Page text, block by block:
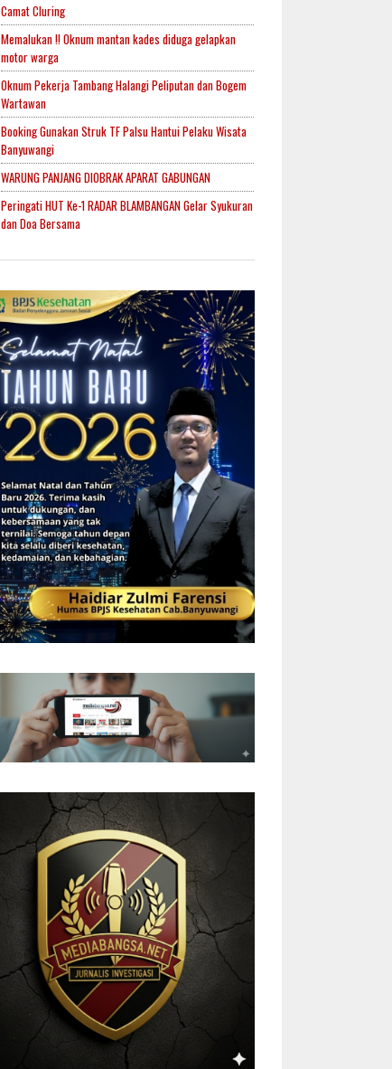
Camat Cluring
Memalukan !! Oknum mantan kades diduga gelapkan
motor warga
Oknum Pekerja Tambang Halangi Peliputan dan Bogem
Wartawan
Booking Gunakan Struk TF Palsu Hantui Pelaku Wisata
Banyuwangi
WARUNG PANJANG DIOBRAK APARAT GABUNGAN
Peringati HUT Ke-1 RADAR BLAMBANGAN Gelar Syukuran
dan Doa Bersama